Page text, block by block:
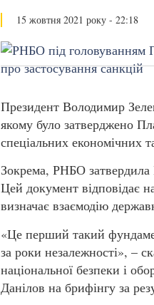
15 жовтня 2021 року - 22:18
Президент Володимир
якому було затверджено
спеціальних економічних
Зокрема, РНБО
Цей документ відповідає
визначає взаємодію
«Це перший такий
за роки незалежності», –
національної безпеки і
Данілов на брифінгу за